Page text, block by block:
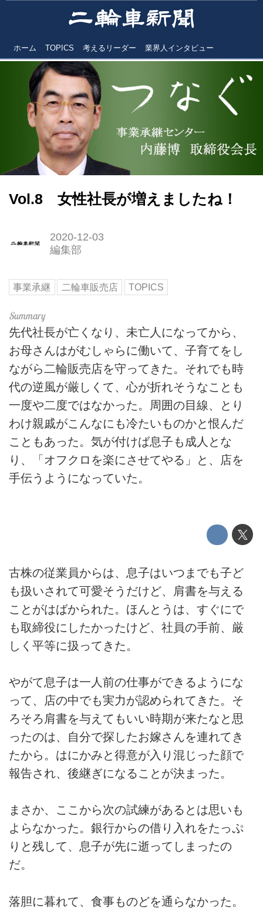
ホーム TOPICS 考えるリーダー 業界人インタビュー
Vol.8 女性社長が増えましたね！
2020-12-03
編集部
事業承継 二輪車販売店 TOPICS
先代社長が亡くなり、未亡人になってから、
お母さんはがむしゃらに働いて、子育てをし
ながら二輪販売店を守ってきた。それでも時
代の逆風が厳しくて、心が折れそうなことも
一度や二度ではなかった。周囲の目線、とり
わけ親戚がこんなにも冷たいものかと恨んだ
こともあった。気が付けば息子も成人とな
り、「オフクロを楽にさせてやる」と、店を
手伝うようになっていた。
古株の従業員からは、息子はいつまでも子ど
も扱いされて可愛そうだけど、肩書を与える
ことがはばかられた。ほんとうは、すぐにで
も取締役にしたかったけど、社員の手前、厳
しく平等に扱ってきた。
やがて息子は一人前の仕事ができるようにな
って、店の中でも実力が認められてきた。そ
ろそろ肩書を与えてもいい時期が来たなと思
ったのは、自分で探したお嫁さんを連れてき
たから。はにかみと得意が入り混じった顔で
報告され、後継ぎになることが決まった。
まさか、ここから次の試練があるとは思いも
よらなかった。銀行からの借り入れをたっぷ
りと残して、息子が先に逝ってしまったの
だ。
落胆に暮れて、食事ものどを通らなかった。